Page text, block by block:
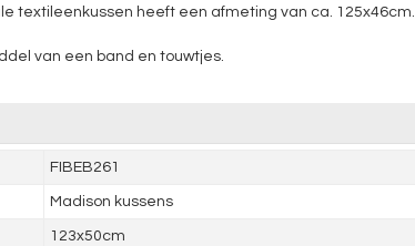
textileenkussen heeft een afmeting van ca. 125x46cm.
van een band en touwtjes.
FIBEB261
Madison kussens
123x50cm